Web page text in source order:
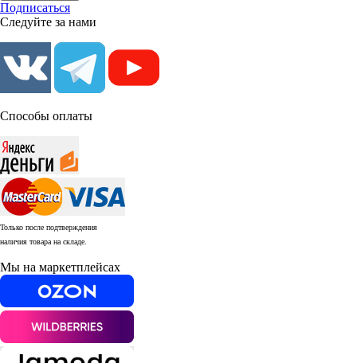
Подписаться
Следуйте за нами
Способы оплаты
Только после подтверждения
наличия товара на складе.
Мы на маркетплейсах